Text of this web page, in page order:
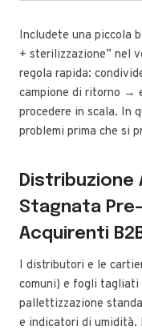
Includete una piccola
+ sterilizzazione” nel
regola rapida:
campione di ritorno →
procedere in scala. In
problemi prima che si
Distribuzione
Stagnata
Acquirenti
I distributori e le
comuni) e fogli
pallettizzazione
e indicatori di umidità.